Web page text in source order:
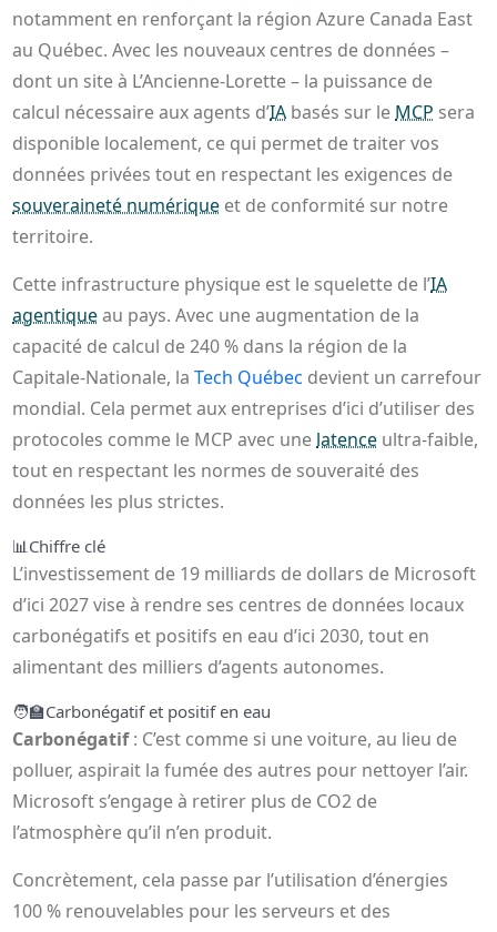
notamment en renforçant la région Azure Canada East
au Québec. Avec les nouveaux centres de données –
dont un site à L’Ancienne‑Lorette – la puissance de
calcul nécessaire aux agents d’IA basés sur le MCP sera
disponible localement, ce qui permet de traiter vos
données privées tout en respectant les exigences de
souveraineté numérique et de conformité sur notre
territoire.
Cette infrastructure physique est le squelette de l’IA
agentiqueau pays. Avec une augmentation de la
capacité de calcul de 240 % dans la région de la
Capitale-Nationale, laTech Québec devient un carrefour
mondial. Cela permet aux entreprises d’ici d’utiliser des
protocoles comme le MCP avec une latence ultra-faible,
tout en respectant les normes de souveraité des
données les plus strictes.
📊 Chiffre clé
L’investissement de 19 milliards de dollars de Microsoft
d’ici 2027 vise à rendre ses centres de données locaux
carbonégatifs et positifs en eau d’ici 2030, tout en
alimentant des milliers d’agents autonomes.
🧑‍🏫Carbonégatif et positif en eau
Carbonégatif: C’est comme si une voiture, au lieu de
polluer, aspirait la fumée des autres pour nettoyer l’air.
Microsoft s’engage à retirer plus de CO2 de
l’atmosphère qu’il n’en produit.
Concrètement, cela passe par l’utilisation d’énergies
100 % renouvelables pour les serveurs et des